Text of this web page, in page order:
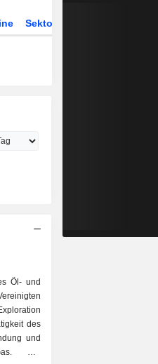
Sektor
Öl- und
des
und
Die